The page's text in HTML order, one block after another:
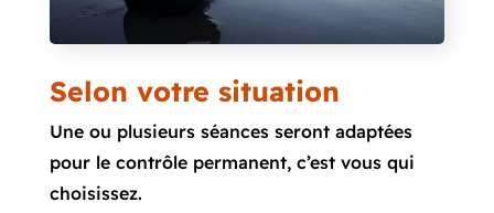
Selon votre situation
Une ou plusieurs séances seront adaptées
pour le contrôle permanent, c’est vous qui
choisissez.